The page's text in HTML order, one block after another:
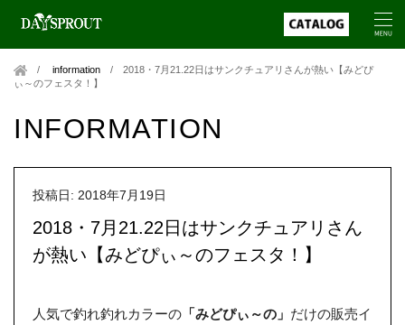
information /2018・7月21.22日はサンクチュアリさんが熱い【みどぴ
ぃ～のフェスタ！】
INFORMATION
投稿日: 2018年7月19日
2018・7月21.22日はサンクチュアリさん
が熱い【みどぴぃ～のフェスタ！】
人気で釣れ釣れカラーの 「みどぴぃ～の」 だけの販売イ